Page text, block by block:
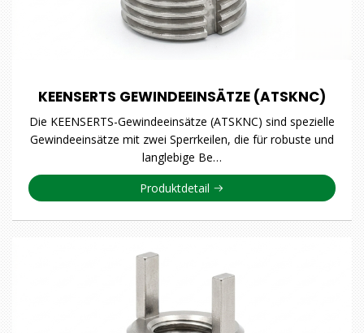
KEENSERTS GEWINDEEINSÄTZE (ATSKNC)
Die KEENSERTS-Gewindeeinsätze (ATSKNC) sind spezielle
Gewindeeinsätze mit zwei Sperrkeilen, die für robuste und
langlebige Be…
Produktdetail